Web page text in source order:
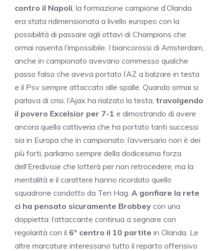
contro il Napoli , la formazione campione d’Olanda
era stata ridimensionata a livello europeo con la
possibilità di passare agli ottavi di Champions che
ormai rasenta l’impossibile. I biancorossi di Amsterdam,
anche in campionato avevano commesso qualche
passo falso che aveva portato l’AZ a balzare in testa
e il Psv sempre attaccato alle spalle. Quando ormai si
parlava di crisi, l’Ajax ha rialzato la testa, travolgendo
il povero Excelsior per 7-1 e dimostrando di avere
ancora quella cattiveria che ha portato tanti successi
sia in Europa che in campionato: l’avversario non è dei
più forti, parliamo sempre della dodicesima forza
dell’Eredivisie che lotterà per non retrocedere, ma la
mentalità e il carattere hanno ricordato quello
squadrone condotto da Ten Hag. A gonfiare la rete
ci ha pensato sicuramente Brobbey con una
doppietta: l’attaccante continua a segnare con
regolarità con il 6° centro il 10 partite in Olanda. Le
altre marcature interessano tutto il reparto offensivo